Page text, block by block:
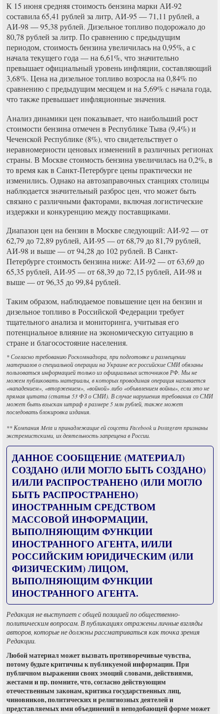
К 15 июня средняя стоимость бензина марки АИ-92
составила 65,41 рублей за литр, АИ-95 — 71,11 рублей, а
АИ-98 — 95,38 рублей. Дизельное топливо подорожало до
80,78 рублей за литр. По сравнению с предыдущим
периодом, стоимость бензина увеличилась на 0,95%, а с
начала текущего года — на 6,61%, что значительно
превышает официальный уровень инфляции, составляющий
3,68%. Цена на дизельное топливо возросла на 0,84% по
сравнению с предыдущим месяцем и на 5,69% с начала года,
что также превышает инфляционные значения.
Анализ динамики цен показывает, что наибольший рост
стоимости бензина отмечен в Республике Тыва (9,4%) и
Чеченской Республике (8%), что свидетельствует о
неравномерности ценовых изменений в различных регионах
страны. В Москве стоимость бензина увеличилась на 0,2%, в
то время как в Санкт-Петербурге цены практически не
изменились. Однако на автозаправочных станциях столицы
наблюдается значительный разброс цен, что может быть
связано с различными факторами, включая логистические
издержки и конкуренцию между поставщиками.
Диапазон цен на бензин в Москве следующий: АИ-92 — от
62,79 до 72,89 рублей, АИ-95 — от 68,79 до 81,79 рублей,
АИ-98 и выше — от 94,28 до 102 рублей. В Санкт-
Петербурге стоимость бензина ниже: АИ-92 — от 63,69 до
65,35 рублей, АИ-95 — от 68,39 до 72,15 рублей, АИ-98 и
выше — от 96,35 до 99,84 рублей.
Таким образом, наблюдаемое повышение цен на бензин и
дизельное топливо в Российской Федерации требует
тщательного анализа и мониторинга, учитывая его
потенциальное влияние на экономическую ситуацию в
стране и благосостояние населения.
* Согласно требованию Роскомнадзора, при подготовке и размещении
материалов о специальной операции на Украине все российские СМИ обязаны
пользоваться информацией только из официальных источников РФ. Мы не
можем публиковать материалы, в которых проводимая операция называется
«нападением», «вторжением», «войной» либо «объявлением войны», если это не
прямая цитата (статья 53 ФЗ о СМИ). В случае нарушения требования со СМИ
может быть взыскан штраф в размере 5 млн рублей, также может
последовать блокировка издания.
** Компания Meta и принадлежащие ей соцсети Facebook и Instagram признаны
экстремистскими, их деятельность запрещена в России.
ДАННОЕ СООБЩЕНИЕ (МАТЕРИАЛ)
СОЗДАНО (ИЛИ МОГЛО БЫТЬ СОЗДАНО)
И/ИЛИ РАСПРОСТРАНЕНО (ИЛИ МОГЛО
БЫТЬ РАСПРОСТРАНЕНО)
ИНОСТРАННЫМ СРЕДСТВОМ
МАССОВОЙ ИНФОРМАЦИИ,
ВЫПОЛНЯЮЩИМ ФУНКЦИИ
ИНОСТРАННОГО АГЕНТА, И/ИЛИ
РОССИЙСКИМ ЮРИДИЧЕСКИМ (ИЛИ
ФИЗИЧЕСКИМ) ЛИЦОМ,
ВЫПОЛНЯЮЩИМ ФУНКЦИИ
ИНОСТРАННОГО АГЕНТА.
Редакция не выступает с общей позицией по общественно-
политическим вопросам. В публикациях отражены личные взгляды
авторов, которые не должны рассматриваться как точка зрения
Редакции.
Любой материал может вызвать противоречивые чувства,
потому будьте критичны к публикуемой информации. При
публичном выражении своих эмоций словами, действиями,
жестами и пр. помните, что, согласно действующим
отечественным законам, критика государственных лиц,
чиновников, политических и религиозных деятелей и
представляемых ими объединений в неподобающей форме может